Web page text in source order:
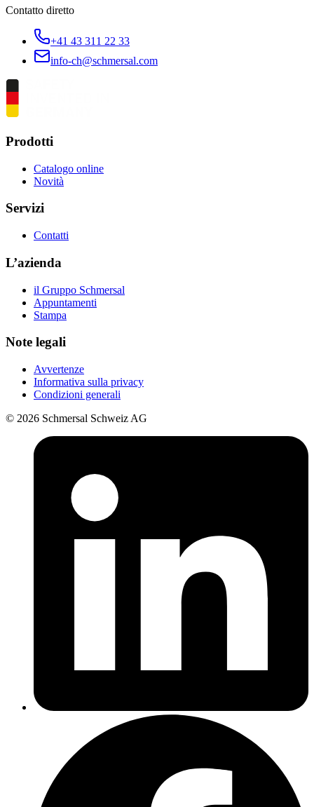
Contatto diretto
+41 43 311 22 33
info-ch@schmersal.com
Prodotti
Catalogo online
Novità
Servizi
Contatti
L’azienda
il Gruppo Schmersal
Appuntamenti
Stampa
Note legali
Avvertenze
Informativa sulla privacy
Condizioni generali
© 2026 Schmersal Schweiz AG